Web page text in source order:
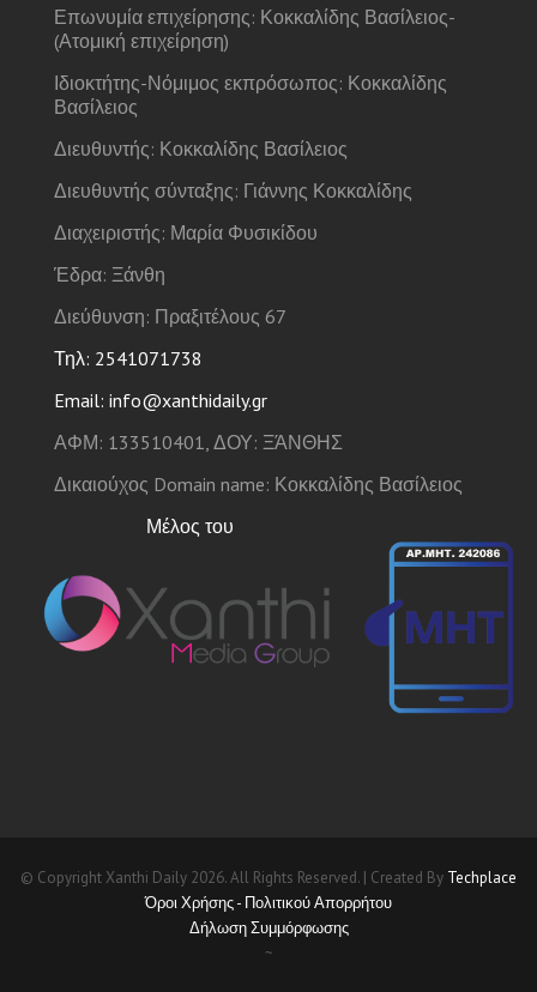
Επωνυμία επιχείρησης: Κοκκαλίδης Βασίλειος-
(Ατομική επιχείρηση)
Ιδιοκτήτης-Νόμιμος εκπρόσωπος: Κοκκαλίδης
Βασίλειος
Διευθυντής: Κοκκαλίδης Βασίλειος
Διευθυντής σύνταξης: Γιάννης Κοκκαλίδης
Διαχειριστής: Μαρία Φυσικίδου
Έδρα: Ξάνθη
Διεύθυνση: Πραξιτέλους 67
Τηλ: 2541071738
Email: info@xanthidaily.gr
ΑΦΜ: 133510401, ΔΟΥ: ΞΆΝΘΗΣ
Δικαιούχος Domain name: Κοκκαλίδης Βασίλειος
Μέλος του
© Copyright Xanthi Daily 2026. All Rights Reserved. | Created By Techplace
Όροι Χρήσης - Πολιτικού Απορρήτου
Δήλωση Συμμόρφωσης
~